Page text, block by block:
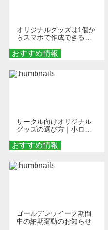
おすすめ情報
オリジナルグッズは1個か
らスマホで作成できる！
くなる巾着＆ポーチ活用
術
おすすめ情報
サークル向けオリジナル
グッズの選び方｜小ロッ
める秘訣
ゴールデンウイーク期間
中の納期変動のお知らせ